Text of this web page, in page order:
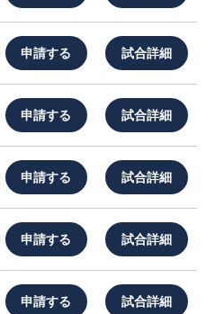
申請する 試合詳細
申請する 試合詳細
申請する 試合詳細
申請する 試合詳細
申請する 試合詳細